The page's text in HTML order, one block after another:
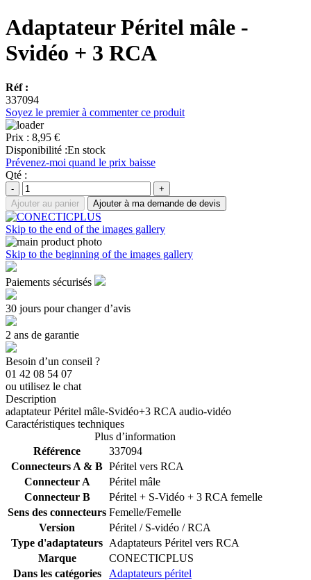
Adaptateur Péritel mâle -
Svidéo + 3 RCA
Réf :
337094
Soyez le premier à commenter ce produit
Prix : 8,95 €
Disponibilité :En stock
Prévenez-moi quand le prix baisse
Qté :
-
+
Ajouter au panier
Ajouter à ma demande de devis
Skip to the end of the images gallery
Skip to the beginning of the images gallery
Paiements sécurisés
30 jours pour changer d’avis
2 ans de garantie
Besoin d’un conseil ?
01 42 08 54 07
ou utilisez le chat
Description
adaptateur Péritel mâle-Svidéo+3 RCA audio-vidéo
Caractéristiques techniques
Plus d’information
Référence
337094
Connecteurs A & B Péritel vers RCA
Connecteur A
Péritel mâle
Connecteur B
Péritel + S-Vidéo + 3 RCA femelle
Sens des connecteurs Femelle/Femelle
Version
Péritel / S-vidéo / RCA
Type d'adaptateurs Adaptateurs Péritel vers RCA
Marque
CONECTICPLUS
Dans les catégories
Adaptateurs péritel